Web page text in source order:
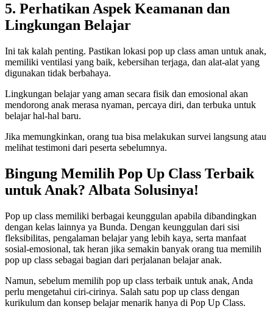
5. Perhatikan Aspek Keamanan dan
Lingkungan Belajar
Ini tak kalah penting. Pastikan lokasi pop up class aman untuk anak,
memiliki ventilasi yang baik, kebersihan terjaga, dan alat-alat yang
digunakan tidak berbahaya.
Lingkungan belajar yang aman secara fisik dan emosional akan
mendorong anak merasa nyaman, percaya diri, dan terbuka untuk
belajar hal-hal baru.
Jika memungkinkan, orang tua bisa melakukan survei langsung atau
melihat testimoni dari peserta sebelumnya.
Bingung Memilih Pop Up Class Terbaik
untuk Anak? Albata Solusinya!
Pop up class memiliki berbagai keunggulan apabila dibandingkan
dengan kelas lainnya ya Bunda. Dengan keunggulan dari sisi
fleksibilitas, pengalaman belajar yang lebih kaya, serta manfaat
sosial-emosional, tak heran jika semakin banyak orang tua memilih
pop up class sebagai bagian dari perjalanan belajar anak.
Namun, sebelum memilih pop up class terbaik untuk anak, Anda
perlu mengetahui ciri-cirinya. Salah satu pop up class dengan
kurikulum dan konsep belajar menarik hanya di Pop Up Class.